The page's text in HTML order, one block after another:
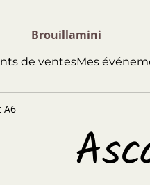
Brouillamini
de ventesMes
A6